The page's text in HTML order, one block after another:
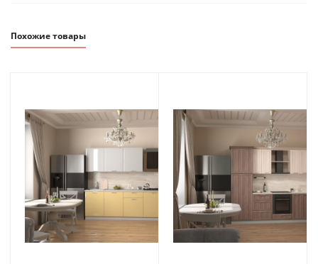
Похожие товары